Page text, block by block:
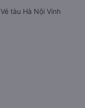
Vé tàu Hà Nội Vinh